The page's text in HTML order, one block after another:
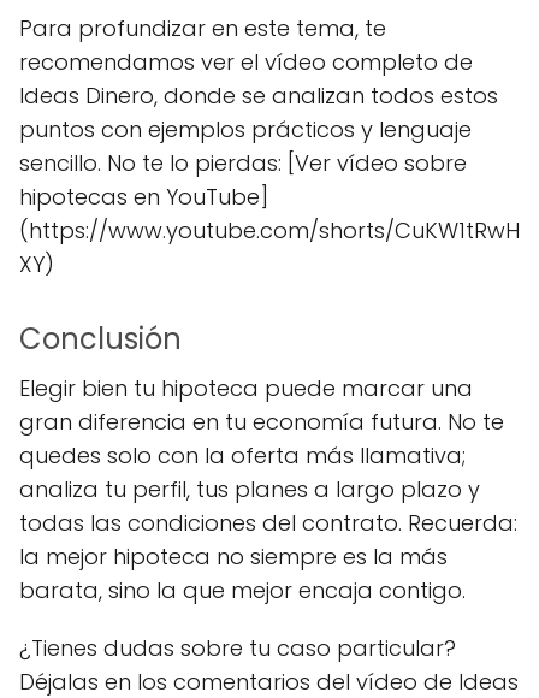
Para profundizar en este tema, te
recomendamos ver el vídeo completo de
Ideas Dinero, donde se analizan todos estos
puntos con ejemplos prácticos y lenguaje
sencillo. No te lo pierdas: [Ver vídeo sobre
hipotecas en YouTube]
(https://www.youtube.com/shorts/CuKW1tRwH
XY)
Conclusión
Elegir bien tu hipoteca puede marcar una
gran diferencia en tu economía futura. No te
quedes solo con la oferta más llamativa;
analiza tu perfil, tus planes a largo plazo y
todas las condiciones del contrato. Recuerda:
la mejor hipoteca no siempre es la más
barata, sino la que mejor encaja contigo.
¿Tienes dudas sobre tu caso particular?
Déjalas en los comentarios del vídeo de Ideas